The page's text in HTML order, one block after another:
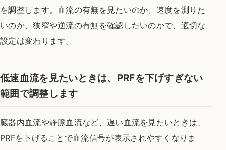
を調整します。血流の有無を見たいのか、速度を測りた
いのか、狭窄や逆流の有無を確認したいのかで、適切な
設定は変わります。
低速血流を見たいときは、PRFを下げすぎない
範囲で調整します
臓器内血流や静脈血流など、遅い血流を見たいときは、
PRFを下げることで血流信号が表示されやすくなりま